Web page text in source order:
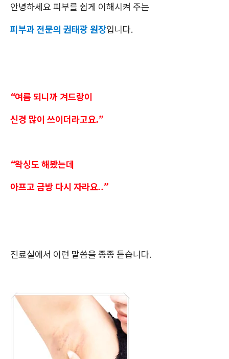
안녕하세요 피부를 쉽게 이해시켜 주는
피부과 전문의 권태광 원장입니다.
“여름 되니까 겨드랑이
신경 많이 쓰이더라고요.”
“왁싱도 해봤는데
아프고 금방 다시 자라요..”
진료실에서 이런 말씀을 종종 듣습니다.